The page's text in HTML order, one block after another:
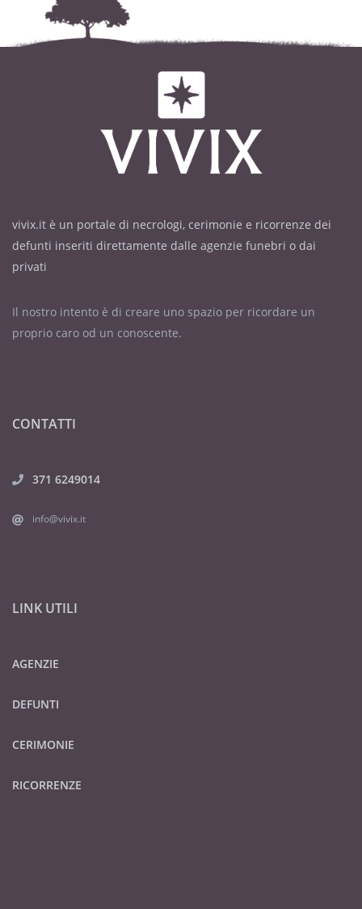
vivix.it è un portale di necrologi, cerimonie e ricorrenze dei
defunti inseriti direttamente dalle agenzie funebri o dai
privati
Il nostro intento è di creare uno spazio per ricordare un
proprio caro od un conoscente.
CONTATTI
371 6249014
info@vivix.it
LINK UTILI
AGENZIE
DEFUNTI
CERIMONIE
RICORRENZE